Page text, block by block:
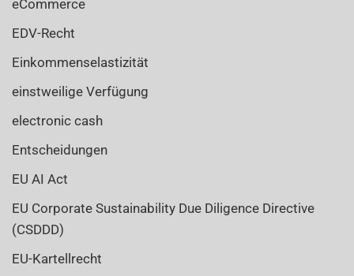
eCommerce
EDV-Recht
Einkommenselastizität
einstweilige Verfügung
electronic cash
Entscheidungen
EU AI Act
EU Corporate Sustainability Due Diligence Directive
(CSDDD)
EU-Kartellrecht